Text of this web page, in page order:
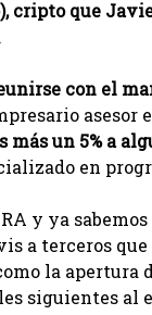
cripto que
con el
más un 5% a
en
y ya
a terceros
la apertura
siguientes al